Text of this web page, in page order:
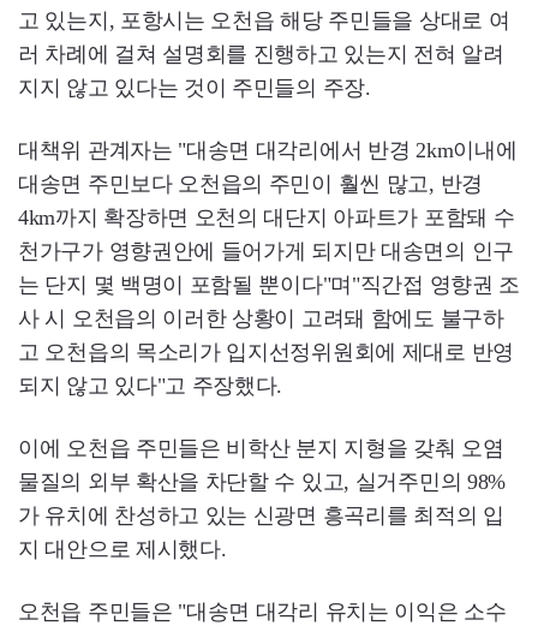
고 있는지, 포항시는 오천읍 해당 주민들을 상대로 여
러 차례에 걸쳐 설명회를 진행하고 있는지 전혀 알려
지지 않고 있다는 것이 주민들의 주장.
대책위 관계자는 "대송면 대각리에서 반경 2km이내에
대송면 주민보다 오천읍의 주민이 훨씬 많고, 반경
4km까지 확장하면 오천의 대단지 아파트가 포함돼 수
천가구가 영향권안에 들어가게 되지만 대송면의 인구
는 단지 몇 백명이 포함될 뿐이다"며"직간접 영향권 조
사 시 오천읍의 이러한 상황이 고려돼 함에도 불구하
고 오천읍의 목소리가 입지선정위원회에 제대로 반영
되지 않고 있다"고 주장했다.
이에 오천읍 주민들은 비학산 분지 지형을 갖춰 오염
물질의 외부 확산을 차단할 수 있고, 실거주민의 98%
가 유치에 찬성하고 있는 신광면 흥곡리를 최적의 입
지 대안으로 제시했다.
오천읍 주민들은 "대송면 대각리 유치는 이익은 소수